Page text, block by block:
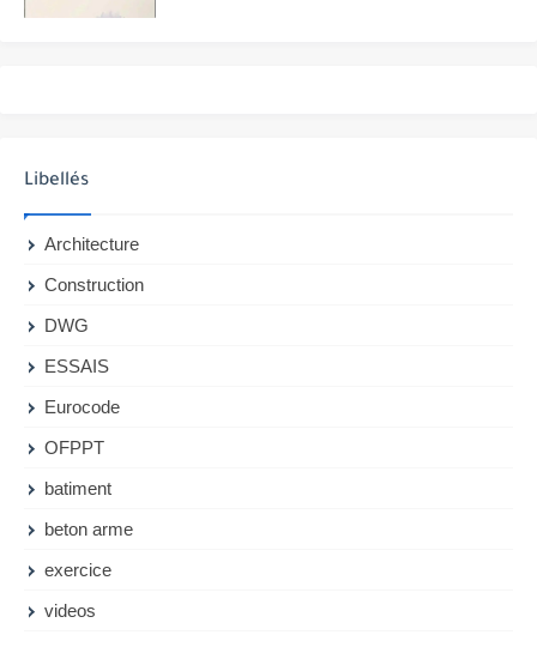
Libellés
Architecture
Construction
DWG
ESSAIS
Eurocode
OFPPT
batiment
beton arme
exercice
videos